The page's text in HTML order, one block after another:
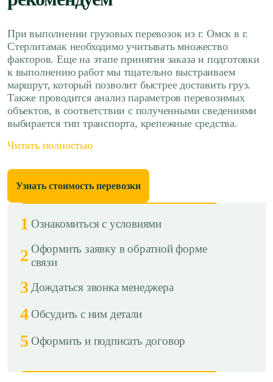
При выполнении грузовых перевозок из г. Омск в г.
Стерлитамак необходимо учитывать множество
факторов. Еще на этапе принятия заказа и подготовки
к выполнению работ мы тщательно выстраиваем
маршрут, который позволит быстрее доставить груз.
Также проводится анализ параметров перевозимых
объектов, в соответствии с полученными сведениями
выбирается тип транспорта, крепежные средства.
Читать полностью
Узнать стоимость перевозки
1 Ознакомиться с условиями
2 Оформить заявку в обратной форме
связи
3 Дождаться звонка менеджера
4 Обсудить с ним детали
5 Оформить и подписать договор